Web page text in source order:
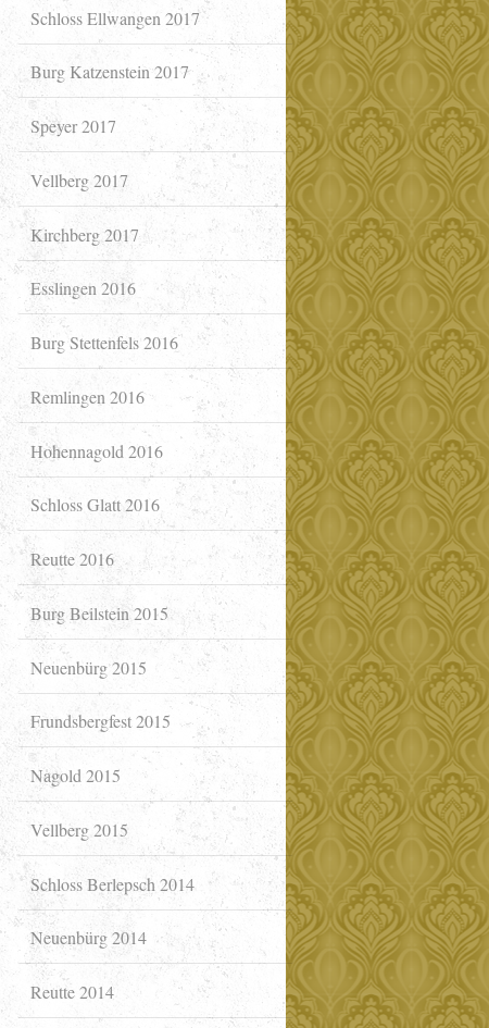
Schloss Ellwangen 2017
Burg Katzenstein 2017
Speyer 2017
Vellberg 2017
Kirchberg 2017
Esslingen 2016
Burg Stettenfels 2016
Remlingen 2016
Hohennagold 2016
Schloss Glatt 2016
Reutte 2016
Burg Beilstein 2015
Neuenbürg 2015
Frundsbergfest 2015
Nagold 2015
Vellberg 2015
Schloss Berlepsch 2014
Neuenbürg 2014
Reutte 2014